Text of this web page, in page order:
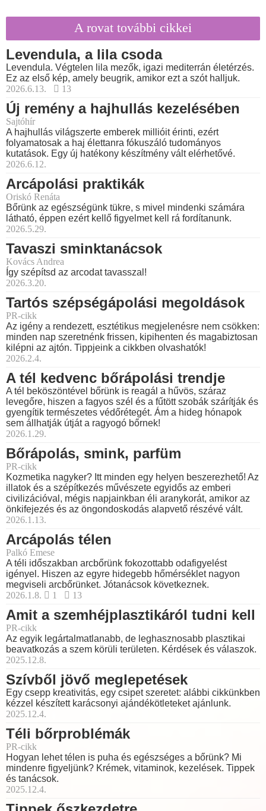
A rovat további cikkei
Levendula, a lila csoda
Levendula. Végtelen lila mezők, igazi mediterrán életérzés.
Ez az első kép, amely beugrik, amikor ezt a szót halljuk.
2026.6.13.
13
Új remény a hajhullás kezelésében
Sajtóhír
A hajhullás világszerte emberek millióit érinti, ezért
folyamatosak a haj élettanra fókuszáló tudományos
kutatások. Egy új hatékony készítmény vált elérhetővé.
2026.6.12.
Arcápolási praktikák
Oriskó Renáta
Bőrünk az egészségünk tükre, s mivel mindenki számára
látható, éppen ezért kellő figyelmet kell rá fordítanunk.
2026.5.29.
Tavaszi sminktanácsok
Kovács Andrea
Így szépítsd az arcodat tavasszal!
2026.3.20.
Tartós szépségápolási megoldások
PR-cikk
Az igény a rendezett, esztétikus megjelenésre nem csökken:
minden nap szeretnénk frissen, kipihenten és magabiztosan
kilépni az ajtón. Tippjeink a cikkben olvashatók!
2026.2.4.
A tél kedvenc bőrápolási trendje
A tél beköszöntével bőrünk is reagál a hűvös, száraz
levegőre, hiszen a fagyos szél és a fűtött szobák szárítják és
gyengítik természetes védőrétegét. Ám a hideg hónapok
sem állhatják útját a ragyogó bőrnek!
2026.1.29.
Bőrápolás, smink, parfüm
PR-cikk
Kozmetika nagyker? Itt minden egy helyen beszerezhető! Az
illatok és a szépítkezés művészete egyidős az emberi
civilizációval, mégis napjainkban éli aranykorát, amikor az
önkifejezés és az öngondoskodás alapvető részévé vált.
2026.1.13.
Arcápolás télen
Palkó Emese
A téli időszakban arcbőrünk fokozottabb odafigyelést
igényel. Hiszen az egyre hidegebb hőmérséklet nagyon
megviseli arcbőrünket. Jótanácsok következnek.
2026.1.8.
1 13
Amit a szemhéjplasztikáról tudni kell
PR-cikk
Az egyik legártalmatlanabb, de leghasznosabb plasztikai
beavatkozás a szem körüli területen. Kérdések és válaszok.
2025.12.8.
Szívből jövő meglepetések
Egy csepp kreativitás, egy csipet szeretet: alábbi cikkünkben
kézzel készített karácsonyi ajándékötleteket ajánlunk.
2025.12.4.
Téli bőrproblémák
PR-cikk
Hogyan lehet télen is puha és egészséges a bőrünk? Mi
mindenre figyeljünk? Krémek, vitaminok, kezelések. Tippek
és tanácsok.
2025.12.4.